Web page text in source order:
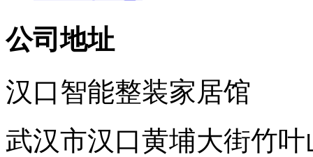
公司地址
汉口智能整装家居馆
武汉市汉口黄埔大街竹